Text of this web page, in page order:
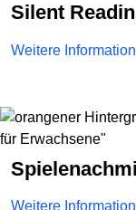
Silent
Weitere
Weitere